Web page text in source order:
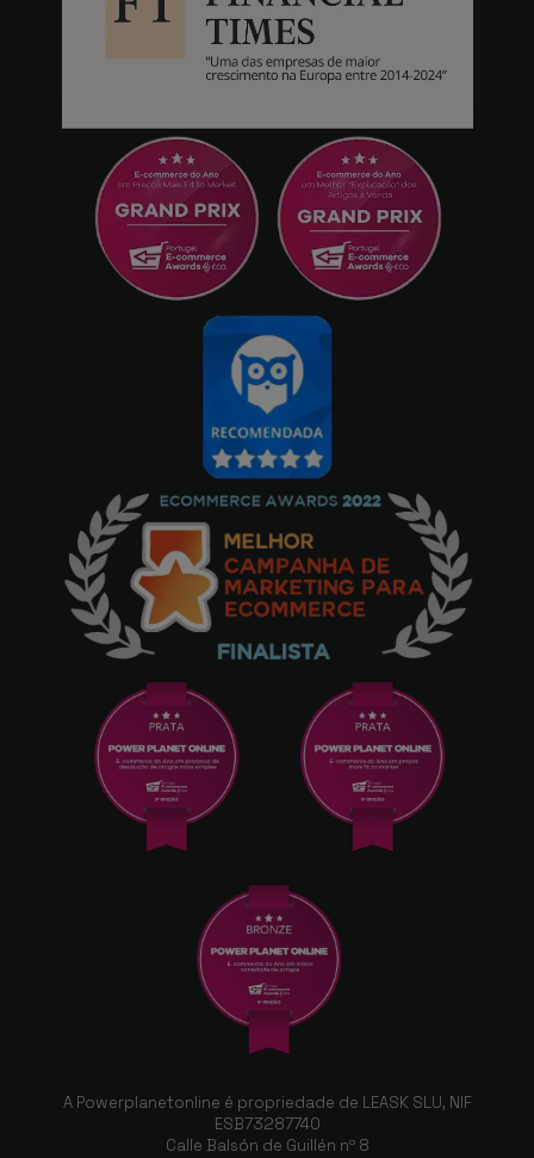
A Powerplanetonline é propriedade de LEASK SLU, NIF
ESB73287740
Calle Balsón de Guillén nº 8